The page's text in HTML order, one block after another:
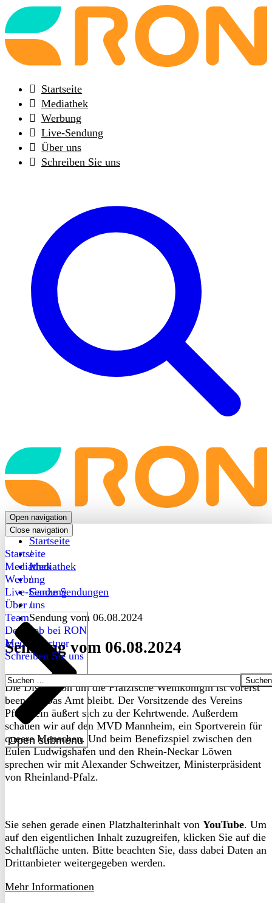
Back
to
frontpage
Startseite
Mediathek
Werbung
Live-Sendung
Über uns
Schreiben Sie uns
Back
to
frontpage
Open navigation
Close navigation
Startseite
Mediathek
Werbung
Live-Sendung
Über uns
Open submenu
Team
Dein Job bei RON
Medienpartner
Schreiben Sie uns
Suchen
nach:
Startseite
/
Mediathek
/
Ganze Sendungen
/
Sendung vom 06.08.2024
Sendung vom 06.08.2024
Die Diskussion um die Pfälzische Weinkönigin ist vorerst
beendet. Das Amt bleibt. Der Vorsitzende des Vereins
Pfalzwein äußert sich zu der Kehrtwende. Außerdem
schauen wir auf den MVD Mannheim, ein Sportverein für
queere Menschen. Und beim Benefizspiel zwischen den
Eulen Ludwigshafen und den Rhein-Neckar Löwen
sprechen wir mit Alexander Schweitzer, Ministerpräsident
von Rheinland-Pfalz.
Sie sehen gerade einen Platzhalterinhalt von YouTube. Um
auf den eigentlichen Inhalt zuzugreifen, klicken Sie auf die
Schaltfläche unten. Bitte beachten Sie, dass dabei Daten an
Drittanbieter weitergegeben werden.
Mehr Informationen